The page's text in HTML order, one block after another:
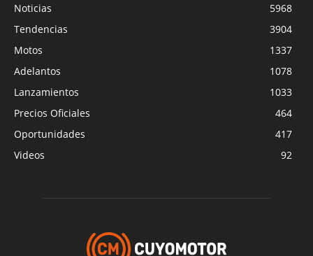
Noticias
5968
Tendencias
3904
Motos
1337
Adelantos
1078
Lanzamientos
1033
Precios Oficiales
464
Oportunidades
417
Videos
92